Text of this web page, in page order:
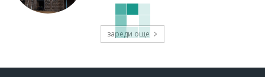
зареди още